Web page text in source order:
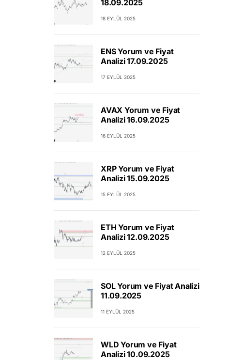
18.09.2025
18 EYLÜL 2025
ENS Yorum ve Fiyat
Analizi 17.09.2025
17 EYLÜL 2025
AVAX Yorum ve Fiyat
Analizi 16.09.2025
16 EYLÜL 2025
XRP Yorum ve Fiyat
Analizi 15.09.2025
15 EYLÜL 2025
ETH Yorum ve Fiyat
Analizi 12.09.2025
12 EYLÜL 2025
SOL Yorum ve Fiyat Analizi
11.09.2025
11 EYLÜL 2025
WLD Yorum ve Fiyat
Analizi 10.09.2025